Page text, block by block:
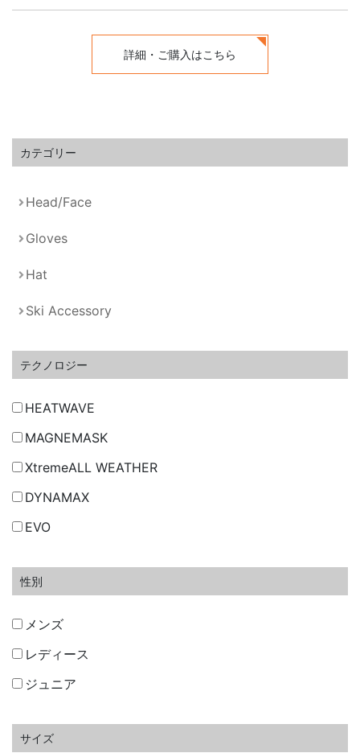
詳細・ご購入はこちら
カテゴリー
Head/Face
Gloves
Hat
Ski Accessory
テクノロジー
HEATWAVE
MAGNEMASK
XtremeALL WEATHER
DYNAMAX
EVO
性別
メンズ
レディース
ジュニア
サイズ